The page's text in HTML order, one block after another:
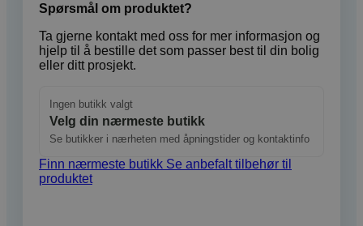
Spørsmål om produktet?
Ta gjerne kontakt med oss for mer informasjon og
hjelp til å bestille det som passer best til din bolig
eller ditt prosjekt.
Ingen butikk valgt
Velg din nærmeste butikk
Se butikker i nærheten med åpningstider og kontaktinfo
Finn nærmeste butikk Se anbefalt tilbehør til
produktet